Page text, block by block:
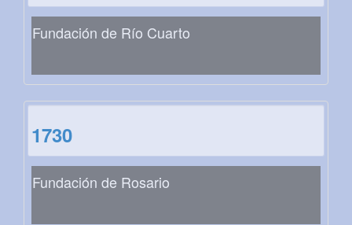
Fundación de Río Cuarto
1730
Fundación de Rosario